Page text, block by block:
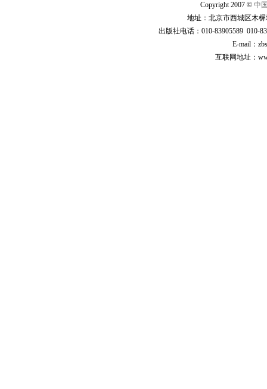
Copyright 2007 © 中
地址：北京市西城区木
出版社电话：010-83905589 010-
E-mail：
互联网地址：